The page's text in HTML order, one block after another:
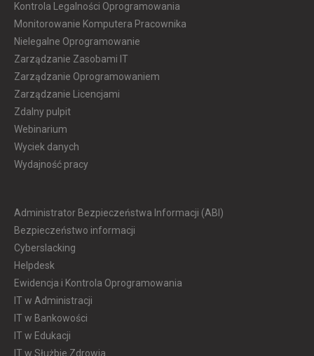
Kontrola Legalności Oprogramowania
Monitorowanie Komputera Pracownika
Nielegalne Oprogramowanie
Zarządzanie Zasobami IT
Zarządzanie Oprogramowaniem
Zarządzanie Licencjami
Zdalny pulpit
Webinarium
Wyciek danych
Wydajność pracy
Administrator Bezpieczeństwa Informacji (ABI)
Bezpieczeństwo informacji
Cyberslacking
Helpdesk
Ewidencja i Kontrola Oprogramowania
IT w Administracji
IT w Bankowości
IT w Edukacji
IT w Służbie Zdrowia